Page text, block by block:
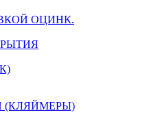
ОЦИНК.
(КЛЯЙМЕРЫ)